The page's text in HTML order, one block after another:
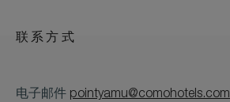
联系方式
电子邮件 pointyamu@comohotels.com